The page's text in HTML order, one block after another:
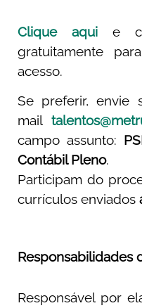
Clique aqui e
gratuitamente
acesso.
Se preferir, envie
mail
campo assunto:
Contábil Pleno.
Participam do
currículos enviados
Responsabilidades
Responsável por